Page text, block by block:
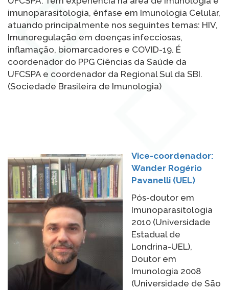
imunoparasitologia, ênfase em Imunologia Celular,
atuando principalmente nos seguintes temas: HIV,
Imunoregulação em doenças infecciosas,
inflamação, biomarcadores e COVID-19. É
coordenador do PPG Ciências da Saúde da
UFCSPA e coordenador da Regional Sul da SBI.
(Sociedade Brasileira de Imunologia)
Vice-coordenador:
Wander Rogério
Pavanelli (UEL)
Pós-doutor em
Imunoparasitologia
2010 (Universidade
Estadual de
Londrina-UEL),
Doutor em
Imunologia 2008
(Universidade de São